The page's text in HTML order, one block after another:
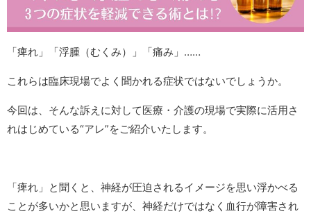
「痺れ」「浮腫（むくみ）」「痛み」……
これらは臨床現場でよく聞かれる症状ではないでしょうか。
今回は、そんな訴えに対して医療・介護の現場で実際に活用さ
れはじめている“アレ”をご紹介いたします。
「痺れ」と聞くと、神経が圧迫されるイメージを思い浮かべる
ことが多いかと思いますが、神経だけではなく血行が障害され